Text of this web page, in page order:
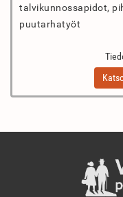
talvikunnossapidot,
puutarhatyöt